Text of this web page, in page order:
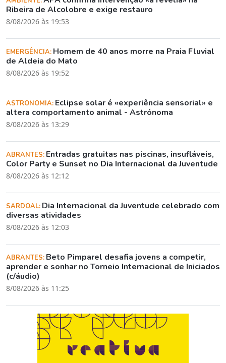
Ribeira de Alcolobre e exige restauro
8/08/2026 às 19:53
EMERGÊNCIA: Homem de 40 anos morre na Praia Fluvial
de Aldeia do Mato
8/08/2026 às 19:52
ASTRONOMIA: Eclipse solar é «experiência sensorial» e
altera comportamento animal - Astrónoma
8/08/2026 às 13:29
ABRANTES: Entradas gratuitas nas piscinas, insufláveis,
Color Party e Sunset no Dia Internacional da Juventude
8/08/2026 às 12:12
SARDOAL: Dia Internacional da Juventude celebrado com
diversas atividades
8/08/2026 às 12:03
ABRANTES: Beto Pimparel desafia jovens a competir,
aprender e sonhar no Torneio Internacional de Iniciados
(c/áudio)
8/08/2026 às 11:25